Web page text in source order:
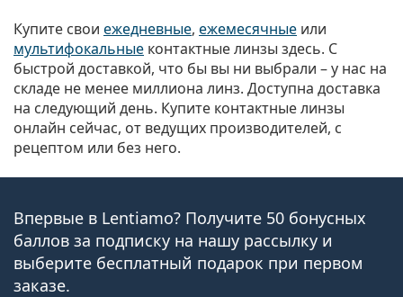
Купите свои ежедневные, ежемесячные или
мультифокальные контактные линзы здесь. С
быстрой доставкой, что бы вы ни выбрали – у нас на
складе не менее миллиона линз. Доступна доставка
на следующий день. Купите контактные линзы
онлайн сейчас, от ведущих производителей, с
рецептом или без него.
Впервые в Lentiamo? Получите 50 бонусных
баллов за подписку на нашу рассылку и
выберите бесплатный подарок при первом
заказе.